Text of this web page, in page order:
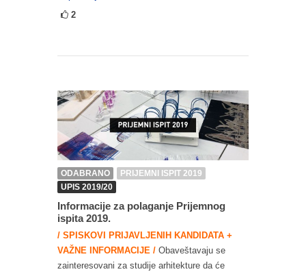
2
ODABRANO
PRIJEMNI ISPIT 2019
UPIS 2019/20
Informacije za polaganje Prijemnog
ispita 2019.
/ SPISKOVI PRIJAVLJENIH KANDIDATA +
VAŽNE INFORMACIJE / Obaveštavaju se
zainteresovani za studije arhitekture da će